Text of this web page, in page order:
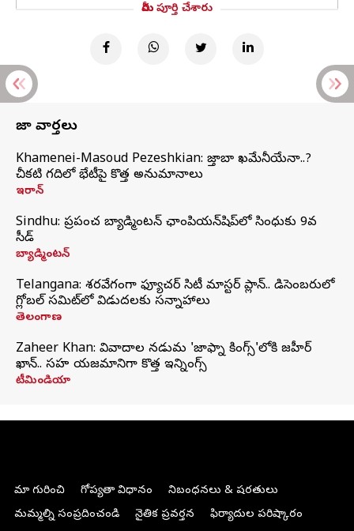
మీరు పూర్తి చేశారు
తాజా వార్తలు
Khamenei-Masoud Pezeshkian: మొజ్తాబా ఖమేనీయేనా..?
చీకటి గదిలో భేటీపై కొత్త అనుమానాలు
ఇరాన్
Sindhu: ప్రపంచ బ్యాడ్మింటన్‌ ఛాంపియన్‌షిప్‌లో సింధుకు 9వ
సీడ్
బ్యాడ్మింటన్
Telangana: శరవేగంగా ఫ్యూచర్ సిటీ మాస్టర్ ప్లాన్.. డిసెంబరులో
గ్లోబల్‌ సమిట్‌లో విడుదలకు సన్నాహాలు
తెలంగాణ
Zaheer Khan: వివాదాల నడుమ 'జాఫ్నా కింగ్స్'లోకి జహీర్
ఖాన్.. సహ యజమానిగా కొత్త ఇన్నింగ్స్
టీమిండియా
మా గురించి గోప్యతా విధానం
నిబంధనలు & షరతులు
మమ్మల్ని సంప్రదించండి
నైతిక ప్రవర్తన ఫిర్యాదుల పరిష్కారం